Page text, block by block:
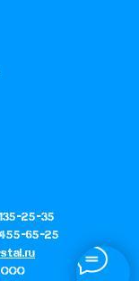
25-35
65-25
ООО